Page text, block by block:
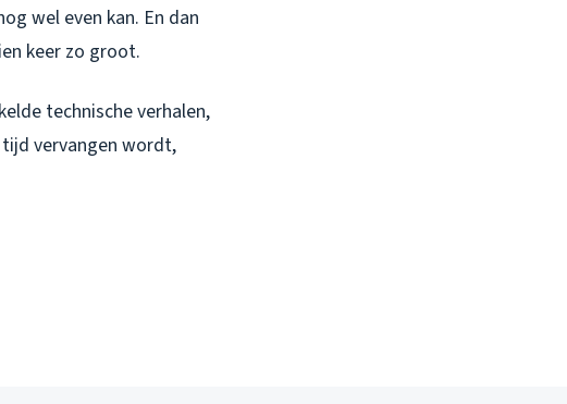
wel even kan. En dan
keer zo groot.
technische verhalen,
vervangen wordt,